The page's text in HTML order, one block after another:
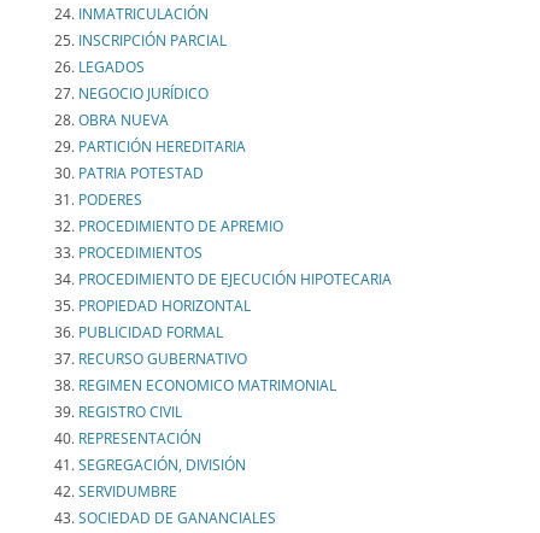
INMATRICULACIÓN
INSCRIPCIÓN PARCIAL
LEGADOS
NEGOCIO JURÍDICO
OBRA NUEVA
PARTICIÓN HEREDITARIA
PATRIA POTESTAD
PODERES
PROCEDIMIENTO DE APREMIO
PROCEDIMIENTOS
PROCEDIMIENTO DE EJECUCIÓN HIPOTECARIA
PROPIEDAD HORIZONTAL
PUBLICIDAD FORMAL
RECURSO GUBERNATIVO
REGIMEN ECONOMICO MATRIMONIAL
REGISTRO CIVIL
REPRESENTACIÓN
SEGREGACIÓN, DIVISIÓN
SERVIDUMBRE
SOCIEDAD DE GANANCIALES